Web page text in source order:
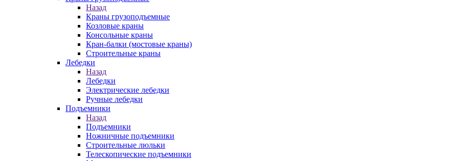
Назад
Краны грузоподъемные
Козловые краны
Консольные краны
Кран-балки (мостовые краны)
Строительные краны
Лебедки
Назад
Лебедки
Электрические лебедки
Ручные лебедки
Подъемники
Назад
Подъемники
Ножничные подъемники
Строительные люльки
Телескопические подъемники